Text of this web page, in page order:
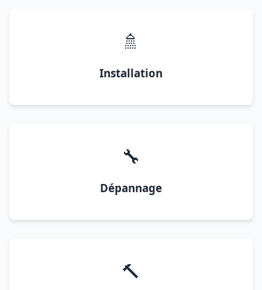
🚿
Installation
🔧
Dépannage
🔨